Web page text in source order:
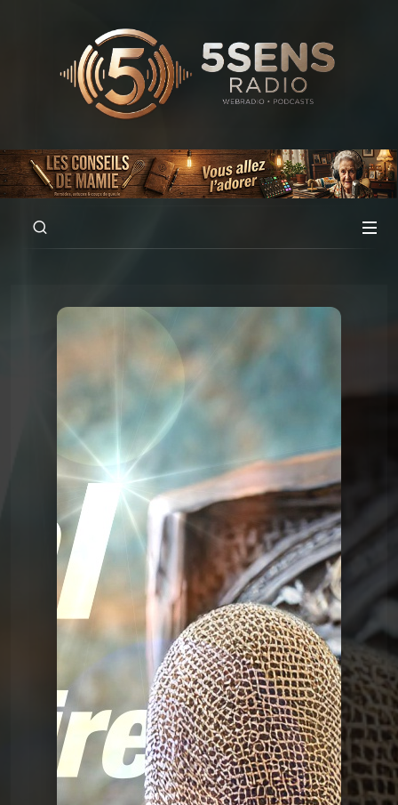
Le Graal de l'Histoire
Graalv3 28 Golf
Le Graal de l'Histoire Graalv3 28 Golf
Le Graal de l'Histoire
Graalv3 31 Franco de
Le Graal de l'Histoire Graalv3 30 La barbe
Le Graal de l'Histoire Graalv3 29 Scaphandre
Le Graal de l'Histoire Graalv3 27 Etiquette